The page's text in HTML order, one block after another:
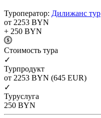
Туроператор: Дилижанс тур
от 2253 BYN
+ 250 BYN
Cтоимость тура
✓
Турпродукт
от 2253 BYN (645 EUR)
✓
Туруслуга
250 BYN